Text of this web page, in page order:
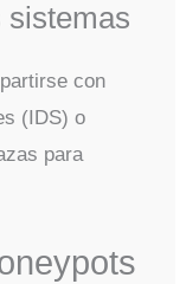
sistemas
con
(IDS) o
para